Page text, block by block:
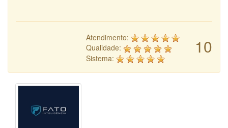
10
Atendimento:
Qualidade:
Sistema: